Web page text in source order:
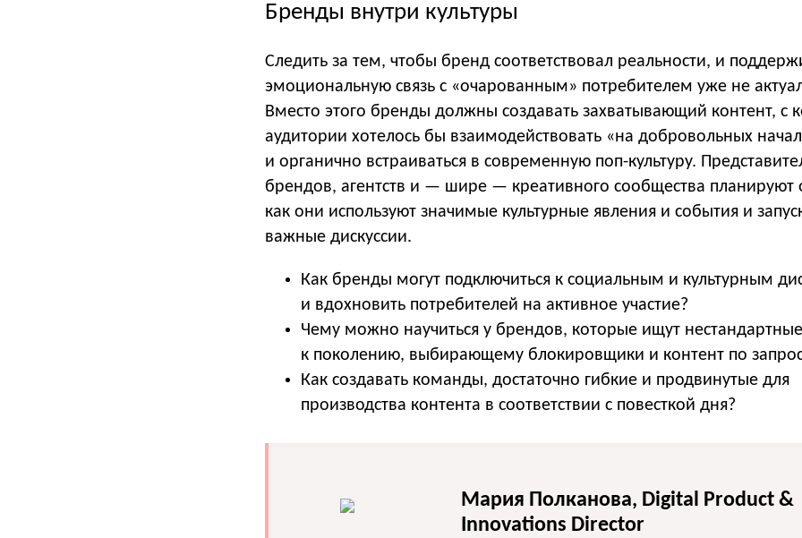
Бренды внутри культуры
Следить за тем, чтобы бренд соответствовал реальности, и
эмоциональную связь с «очарованным» потребителем уже не
Вместо этого бренды должны создавать захватывающий контент, с
аудитории хотелось бы взаимодействовать «на добровольных
и органично встраиваться в современную поп-культуру.
брендов, агентств и — шире — креативного сообщества планируют
как они используют значимые культурные явления и события и
важные дискуссии.
Как бренды могут подключиться к социальным и культурным
и вдохновить потребителей на активное участие?
Чему можно научиться у брендов, которые ищут
к поколению, выбирающему блокировщики и контент по
Как создавать команды, достаточно гибкие и продвинутые для
производства контента в соответствии с повесткой дня?
Мария Полканова, Digital Product &
Innovations Director